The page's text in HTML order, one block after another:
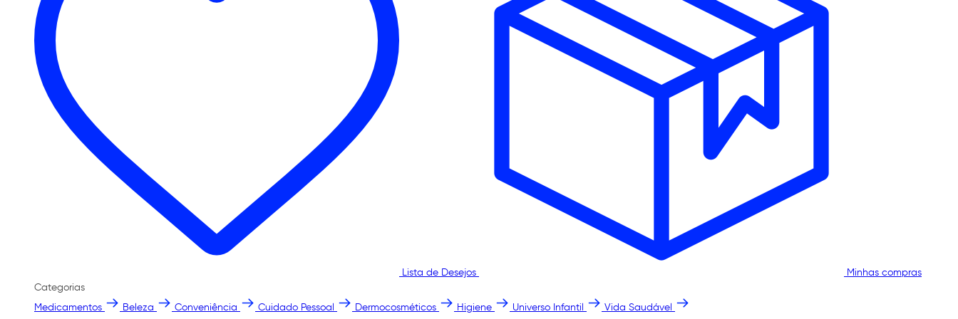
Lista de Desejos
Minhas compras
Categorias
Medicamentos
Beleza Conveniência Cuidado Pessoal Dermocosméticos Higiene Universo Infantil Vida Saudável